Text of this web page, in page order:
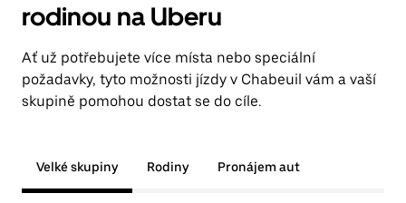
rodinou na Uberu
Ať už potřebujete více místa nebo speciální
požadavky, tyto možnosti jízdy v Chabeuil vám a vaší
skupině pomohou dostat se do cíle.
Velké skupiny Rodiny Pronájem aut